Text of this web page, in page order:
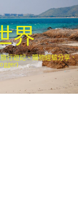
界
行遊記、購物經驗分享．